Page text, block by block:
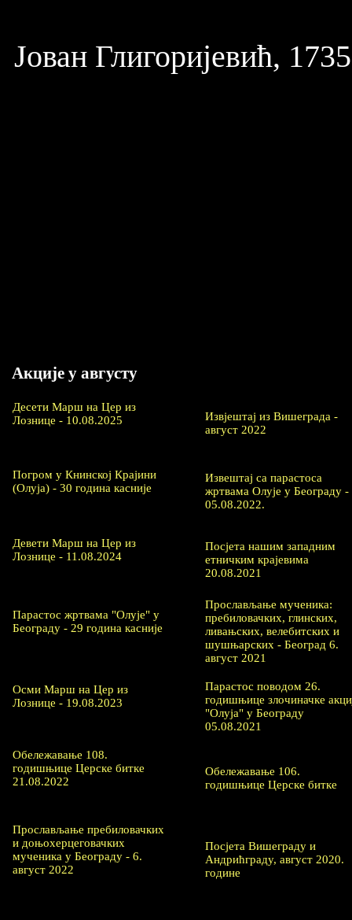
Јован Глигоријевић,
Акције у августу
Десети Марш на Цер из
Лознице - 10.08.2025
Извјештај из Вишеграда -
август 2022
Погром у Книнској Крајини
(Олуја) - 30 година касније
Извештај са парастоса
жртвама Олује у Београду -
05.08.2022.
Девети Марш на Цер из
Лознице - 11.08.2024
Посјета нашим западним
етничким крајевима
20.08.2021
Парастос жртвама "Олује" у
Београду - 29 година касније
Прослављање мученика:
пребиловачких, глинских,
ливањских, велебитских и
шушњарских - Београд 6.
август 2021
Осми Марш на Цер из
Лознице - 19.08.2023
Парастос поводом 26.
годишњице злочиначке
"Олуја" у Београду
05.08.2021
Обележавање 108.
годишњице Церске битке
21.08.2022
Обележавање 106.
годишњице Церске битке
Прослављање пребиловачких
и доњохерцеговачких
мученика у Београду - 6.
август 2022
Посјета Вишеграду и
Андрићграду, август 2020.
године